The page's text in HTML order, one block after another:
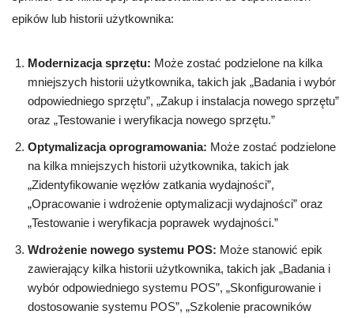
epików lub historii użytkownika:
Modernizacja sprzętu: Może zostać podzielone na kilka
mniejszych historii użytkownika, takich jak „Badania i wybór
odpowiedniego sprzętu”, „Zakup i instalacja nowego sprzętu”
oraz „Testowanie i weryfikacja nowego sprzętu.”
Optymalizacja oprogramowania: Może zostać podzielone
na kilka mniejszych historii użytkownika, takich jak
„Zidentyfikowanie węzłów zatkania wydajności”,
„Opracowanie i wdrożenie optymalizacji wydajności” oraz
„Testowanie i weryfikacja poprawek wydajności.”
Wdrożenie nowego systemu POS: Może stanowić epik
zawierający kilka historii użytkownika, takich jak „Badania i
wybór odpowiedniego systemu POS”, „Skonfigurowanie i
dostosowanie systemu POS”, „Szkolenie pracowników